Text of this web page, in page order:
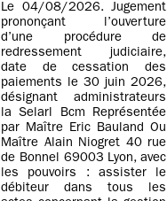
Le 04/08/2026. Jugement
prononçant l’ouverture
d’une procédure de
redressement judiciaire,
date de cessation des
paiements le 30 juin 2026,
désignant administrateurs
la Selarl Bcm Représentée
par Maître Eric Bauland Ou
Maître Alain Niogret 40 rue
de Bonnel 69003 Lyon, avec
les pouvoirs : assister le
débiteur dans tous les